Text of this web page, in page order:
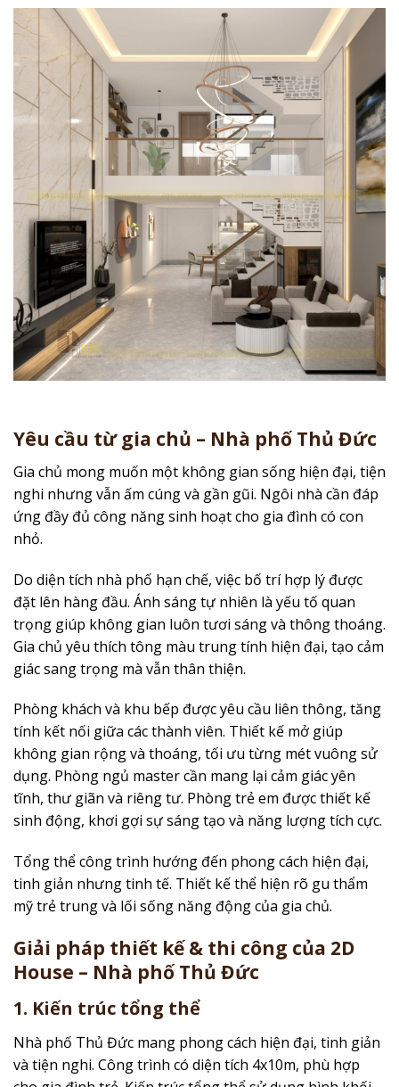
Yêu cầu từ gia chủ – Nhà phố Thủ Đức
Gia chủ mong muốn một không gian sống hiện đại, tiện
nghi nhưng vẫn ấm cúng và gần gũi. Ngôi nhà cần đáp
ứng đầy đủ công năng sinh hoạt cho gia đình có con
nhỏ.
Do diện tích nhà phố hạn chế, việc bố trí hợp lý được
đặt lên hàng đầu. Ánh sáng tự nhiên là yếu tố quan
trọng giúp không gian luôn tươi sáng và thông thoáng.
Gia chủ yêu thích tông màu trung tính hiện đại, tạo cảm
giác sang trọng mà vẫn thân thiện.
Phòng khách và khu bếp được yêu cầu liên thông, tăng
tính kết nối giữa các thành viên. Thiết kế mở giúp
không gian rộng và thoáng, tối ưu từng mét vuông sử
dụng. Phòng ngủ master cần mang lại cảm giác yên
tĩnh, thư giãn và riêng tư. Phòng trẻ em được thiết kế
sinh động, khơi gợi sự sáng tạo và năng lượng tích cực.
Tổng thể công trình hướng đến phong cách hiện đại,
tinh giản nhưng tinh tế. Thiết kế thể hiện rõ gu thẩm
mỹ trẻ trung và lối sống năng động của gia chủ.
Giải pháp thiết kế & thi công của 2D
House – Nhà phố Thủ Đức
1. Kiến trúc tổng thể
Nhà phố Thủ Đức mang phong cách hiện đại, tinh giản
và tiện nghi. Công trình có diện tích 4x10m, phù hợp